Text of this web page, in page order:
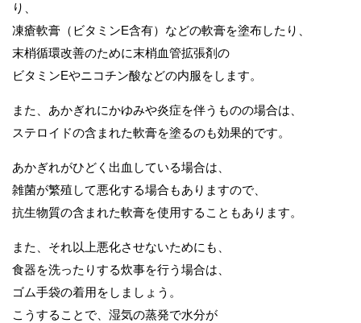
り、
凍瘡軟膏（ビタミンE含有）などの軟膏を塗布したり、
末梢循環改善のために末梢血管拡張剤の
ビタミンEやニコチン酸などの内服をします。
また、あかぎれにかゆみや炎症を伴うものの場合は、
ステロイドの含まれた軟膏を塗るのも効果的です。
あかぎれがひどく出血している場合は、
雑菌が繁殖して悪化する場合もありますので、
抗生物質の含まれた軟膏を使用することもあります。
また、それ以上悪化させないためにも、
食器を洗ったりする炊事を行う場合は、
ゴム手袋の着用をしましょう。
こうすることで、湿気の蒸発で水分が